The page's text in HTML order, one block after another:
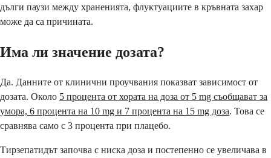
дълги паузи между храненията, флуктуациите в кръвната захар
може да са причината.
Има ли значение дозата?
Да. Данните от клинични проучвания показват зависимост от
дозата. Около 5 процента от хората на доза от 5 mg съобщават за
умора, 6 процента на 10 mg и 7 процента на 15 mg доза. Това се
сравнява само с 3 процента при плацебо.
Тирзепатидът започва с ниска доза и постепенно се увеличава в